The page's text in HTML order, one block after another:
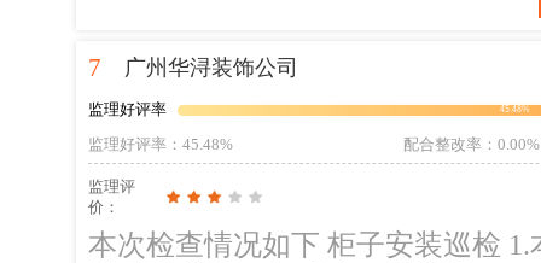
涂料，墙面通用型防水涂料，柔韧
格以后，鉴于天气干燥，为防止后
做浇水养护处理。否则一旦开裂，
门槛石周边防水，若先铺再试水，
7 广州华浔装饰公司
监理好评率 45.48%
监理好评率 ：45.48% 配合整改率：0.00%
监理评
价：
本次检查情况如下 柜子安装巡检